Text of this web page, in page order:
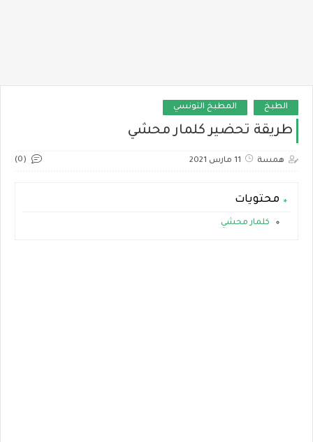
الطبخ المطبخ التونسي
طريقة تحضير كلمار محشي
همسة 11 مارس 2021 (0)
محتويات
كلمار محشي